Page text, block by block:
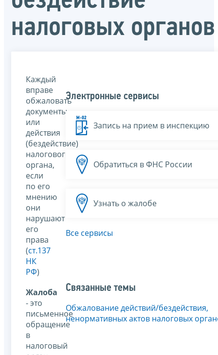
налоговых органов
Каждый
вправе
обжаловать
документы
или
действия
(бездействие)
налогового
органа,
если
по его
мнению
они
нарушают
его
права
(ст.137
НК
РФ)
Жалоба
- это
письменное
обращение
в
налоговый
Электронные сервисы
Запись на прием в инспекцию
Обратиться в ФНС России
Узнать о жалобе
Все сервисы
Связанные темы
Обжалование действий/бездействия,
ненормативных актов налоговых